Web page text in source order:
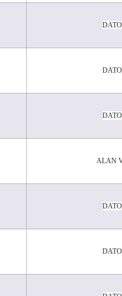
ALAN